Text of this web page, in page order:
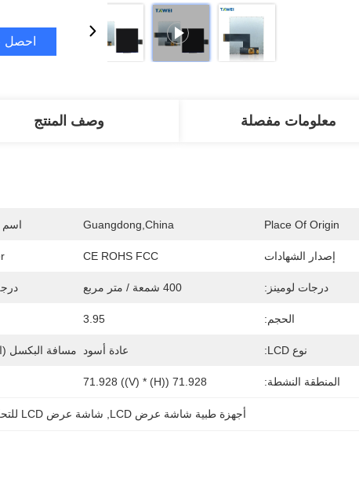
احصل
معلومات مفصلة وصف المنتج
Place Of Origin
Guangdong,China اسم
إصدار الشهادات CE ROHS FCC
درجات لومينز: 400 شمعة / متر مربع
الحجم: 3.95
نوع LCD: عادة أسود مسافة البكسل
المنطقة النشطة: 71.928 ((H) * 71.928 ((V)
أجهزة طبية شاشة عرض LCD شاشة عرض LCD للتحكم الصناعي